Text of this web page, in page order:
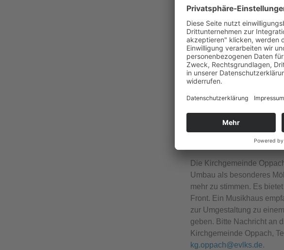
Friedländer: „Ihr braucht
sind alle gleich. Es gibt
gleich. Wenn ihr
Stellen wir uns der
KLAVIER
ZU
Die Kirchgemeinde
Umbau als besonderes
mehr zu stimmen. Es
Front. Ein Musikhaus
zur Umgestaltung zu
geben. Bitte Nachricht an
Kirchgemeinde Oppach,
kg.oppach@evlks.de.